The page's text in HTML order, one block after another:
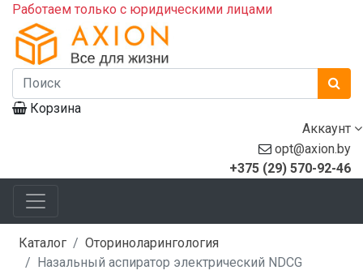
Работаем только с юридическими лицами
Корзина
Аккаунт
opt@axion.by
+375 (29) 570-92-46
Каталог
Оториноларингология
Назальный аспиратор электрический NDCG